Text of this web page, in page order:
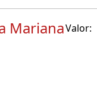
MarianaValor: